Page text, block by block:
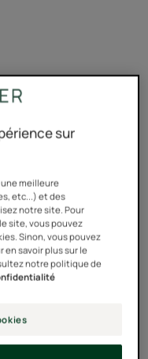
contre
sur
meilleure
etc...) et des
notre site. Pour
site, vous pouvez
Sinon, vous pouvez
en savoir plus sur le
notre politique de